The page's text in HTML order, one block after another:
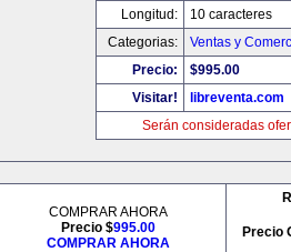
Longitud:
10 caracteres
Categorias:
Ventas y
Precio:
$995.00
Visitar!
libreventa.com
Serán consideradas
COMPRAR AHORA
Precio $995.00
COMPRAR AHORA
Precio